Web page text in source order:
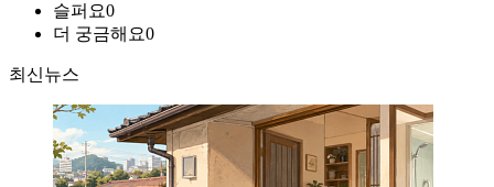
슬퍼요0
더 궁금해요0
최신뉴스